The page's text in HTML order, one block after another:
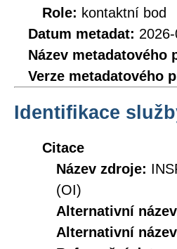
Role: kontaktní bod
Datum metadat:
Název metadatového
Verze metadatového
Identifikace
Citace
Název zdroje:
(OI)
Alternativní
Alternativní